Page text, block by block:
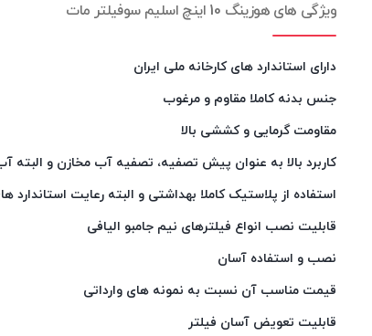
ویژگی های هوزینگ 10 اینچ اسلیم سوفیلتر مات
دارای استاندارد های کارخانه ملی ایران
جنس بدنه کاملا مقاوم و مرغوب
مقاومت گرمایی و کششی بالا
کاربرد بالا به عنوان پیش تصفیه، تصفیه آب مخازن و البته
استفاده از پلاستیک کاملا بهداشتی و البته رعایت استاندارد
قابلیت نصب انواع فیلترهای نیم جامبو الیافی
نصب و استفاده آسان
قیمت مناسب آن نسبت به نمونه های وارداتی
قابلیت تعویض آسان فیلتر